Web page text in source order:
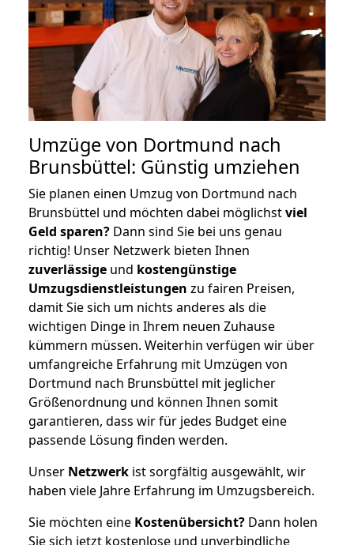
Umzüge von Dortmund nach
Brunsbüttel: Günstig umziehen
Sie planen einen Umzug von Dortmund nach
Brunsbüttel und möchten dabei möglichstviel
Geld sparen? Dann sind Sie bei uns genau
richtig! Unser Netzwerk bieten Ihnen
zuverlässige und kostengünstige
Umzugsdienstleistungen zu fairen Preisen,
damit Sie sich um nichts anderes als die
wichtigen Dinge in Ihrem neuen Zuhause
kümmern müssen. Weiterhin verfügen wir über
umfangreiche Erfahrung mit Umzügen von
Dortmund nach Brunsbüttel mit jeglicher
Größenordnung und können Ihnen somit
garantieren, dass wir für jedes Budget eine
passende Lösung finden werden.
Unser Netzwerk ist sorgfältig ausgewählt, wir
haben viele Jahre Erfahrung im Umzugsbereich.
Sie möchten eine Kostenübersicht? Dann holen
Sie sich jetzt kostenlose und unverbindliche